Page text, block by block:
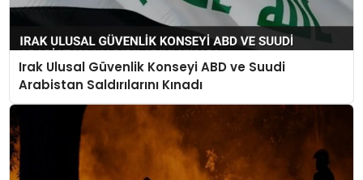
Irak Ulusal Güvenlik Konseyi ABD ve Suudi
Arabistan Saldırılarını Kınadı